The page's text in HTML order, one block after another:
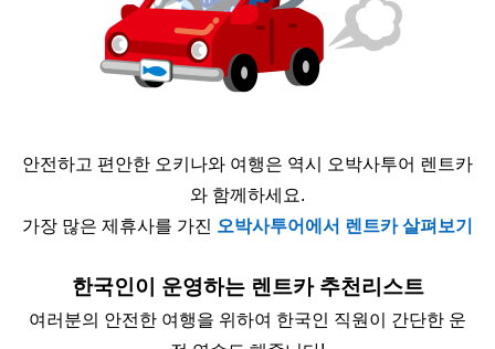
안전하고 편안한 오키나와 여행은 역시 오박사투어 렌트카
와 함께하세요.
가장 많은 제휴사를 가진 오박사투어에서 렌트카 살펴보기
한국인이 운영하는 렌트카 추천리스트
여러분의 안전한 여행을 위하여 한국인 직원이 간단한 운